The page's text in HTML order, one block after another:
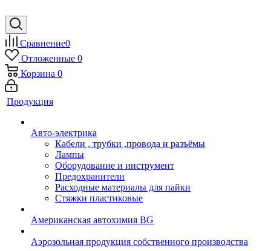
Сравнение0
Отложенные 0
Корзина 0
Продукция
Авто-электрика
Кабели , трубки ,провода и разъёмы
Лампы
Оборудование и инструмент
Предохранители
Расходные материалы для пайки
Стяжки пластиковые
Американская автохимия BG
Аэрозольная продукция собственного производства